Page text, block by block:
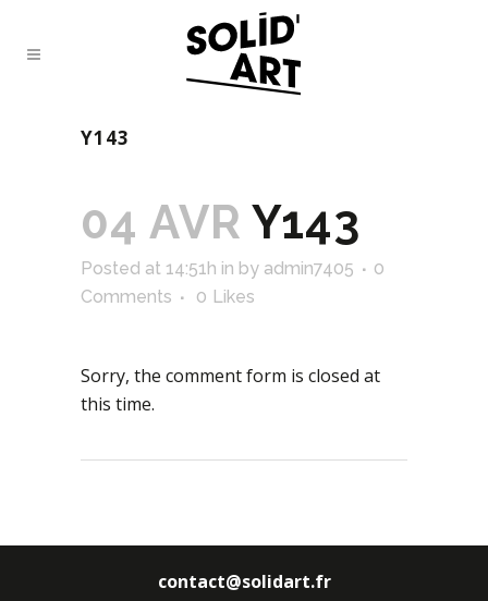
Y143
04 AVR Y143
Posted at 14:51h in by admin7405
0
Comments
0 Likes
Sorry, the comment form is closed at
this time.
contact@solidart.fr